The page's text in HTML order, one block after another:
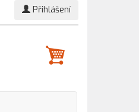
Přihlášení